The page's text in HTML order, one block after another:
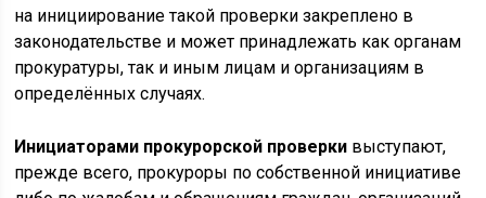
на инициирование такой проверки закреплено в
законодательстве и может принадлежать как органам
прокуратуры, так и иным лицам и организациям в
определённых случаях.
Инициаторами прокурорской проверки выступают,
прежде всего, прокуроры по собственной инициативе